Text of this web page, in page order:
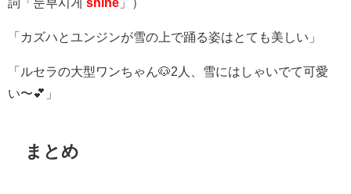
「カズハとユンジンが雪の上で踊る姿はとても美しい」
「ルセラの大型ワンちゃん🐶2 人、雪にはしゃいでて可愛
い〜💕」
まとめ